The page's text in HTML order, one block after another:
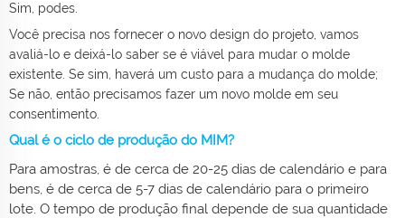
Sim, podes.
Você precisa nos fornecer o novo design do projeto, vamos
avaliá-lo e deixá-lo saber se é viável para mudar o molde
existente. Se sim, haverá um custo para a mudança do molde;
Se não, então precisamos fazer um novo molde em seu
consentimento.
Qual é o ciclo de produção do MIM?
Para amostras, é de cerca de 20-25 dias de calendário e para
bens, é de cerca de 5-7 dias de calendário para o primeiro
lote. O tempo de produção final depende de sua quantidade